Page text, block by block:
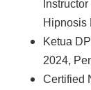
Hipnosis
Ketua
2024,
Certified